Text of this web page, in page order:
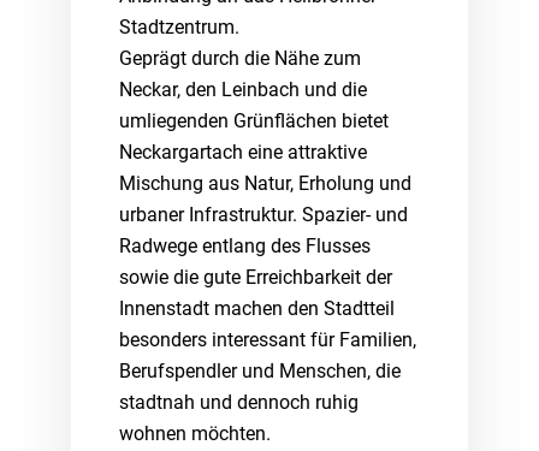
Stadtzentrum.
Geprägt durch die Nähe zum
Neckar, den Leinbach und die
umliegenden Grünflächen bietet
Neckargartach eine attraktive
Mischung aus Natur, Erholung und
urbaner Infrastruktur. Spazier- und
Radwege entlang des Flusses
sowie die gute Erreichbarkeit der
Innenstadt machen den Stadtteil
besonders interessant für Familien,
Berufspendler und Menschen, die
stadtnah und dennoch ruhig
wohnen möchten.